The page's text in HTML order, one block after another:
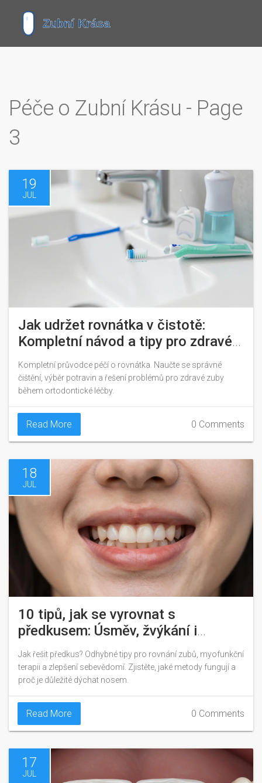
Péče o Zubní Krásu - Page
3
19
JUL
Jak udržet rovnátka v čistotě:
Kompletní návod a tipy pro zdravé
zuby
Kompletní průvodce péčí o rovnátka. Naučte se správné
čištění, výběr potravin a řešení problémů pro zdravé zuby
během ortodontické léčby.
Read More 0 Comments
18
JUL
10 tipů, jak se vyrovnat s
předkusem: Úsměv, žvýkání i
psychika
Jak řešit předkus? Odhybné tipy pro rovnání zubů, myofunkční
terapii a zlepšení sebevědomí. Zjistěte, jaké metody fungují a
proč je důležité dýchat nosem.
Read More 0 Comments
17
JUL